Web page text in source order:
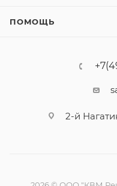
ПОМОЩЬ
2-й